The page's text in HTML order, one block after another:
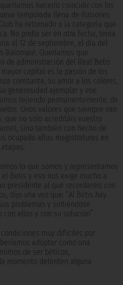
hacerlo coincidir con los
temporada llena de ilusiones
ha retornado a la categoría que
No podía ser en otra fecha, tenía
al 12 de septiembre, el día del
Balompié. Queríamos que
de administración del Real Betis
capital es la pasión de los
constante, su amor a los colores,
generosidad ejemplar y ese
tejiendo permanentemente, de
Unos valores que siempre van
que no solo acreditáis vuestro
sino también con hecho de
ocupado altas magistraturas en
lo que somos y representamos
Betis y eso nos exige mucho a
presidente al que recordaréis con
dijo una vez que: “Al Betis hay
problemas y sintiéndose
ellos y con su solución”
muy difíciles por
adoptar como una
de ser béticos,
momento detenten alguna